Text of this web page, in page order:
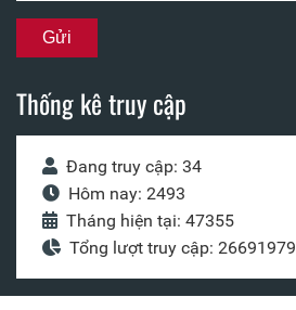
Thống kê truy cập
Đang truy cập: 34
Hôm nay: 2493
Tháng hiện tại: 47355
Tổng lượt truy cập: 26691979